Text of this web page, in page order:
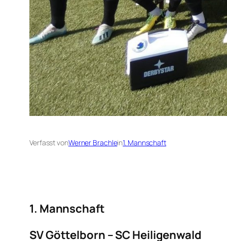
Verfasst vonWerner Brachlein1. Mannschaft
1. Mannschaft
SV Göttelborn – SC